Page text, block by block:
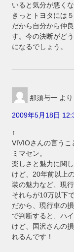
いると気分が悪くな
きっとトヨタには
だから自分から仲
す。今の決断がど
になるでしょう。
那須与一 より:
2009年5月18日
↑
VIVIOさんの言う
ミマセン。
楽しさと魅力に関
けど、20年前以上
装の魅力など、現
それらが10万以下
だから、現行車の
で判断すると、ハ
けど、国沢さんの
れるんです！